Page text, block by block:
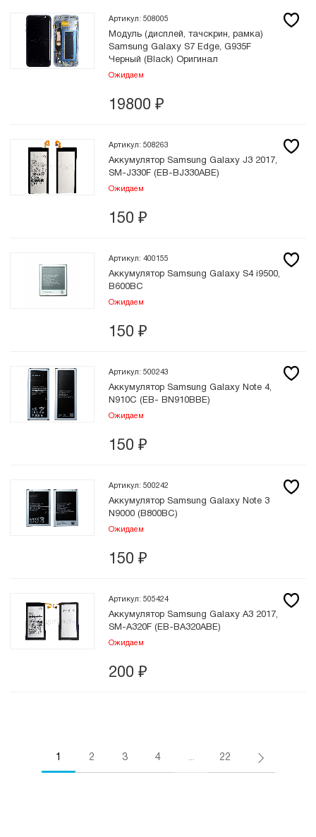
Артикул: 508005
Модуль (дисплей, тачскрин, рамка)
Samsung Galaxy S7 Edge, G935F
Черный (Black) Оригинал
Ожидаем
19800 ₽
Артикул: 508263
Аккумулятор Samsung Galaxy J3 2017,
SM-J330F (EB-BJ330ABE)
Ожидаем
150 ₽
Артикул: 400155
Аккумулятор Samsung Galaxy S4 i9500,
B600BC
Ожидаем
150 ₽
Артикул: 500243
Аккумулятор Samsung Galaxy Note 4,
N910C (EB- BN910BBЕ)
Ожидаем
150 ₽
Артикул: 500242
Аккумулятор Samsung Galaxy Note 3
N9000 (B800BC)
Ожидаем
150 ₽
Артикул: 505424
Аккумулятор Samsung Galaxy A3 2017,
SM-A320F (EB-BA320ABE)
Ожидаем
200 ₽
1 2 3 4 ... 22